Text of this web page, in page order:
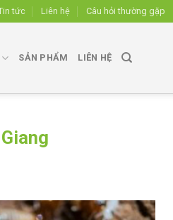
tức Liên hệ Câu hỏi thường gặp
SẢN PHẨM LIÊN HỆ